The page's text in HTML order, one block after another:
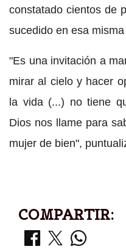
constatado cientos de
sucedido en esa
"Es una invitación a
mirar al cielo y hacer
la vida (...) no tiene
Dios nos llame para
mujer de bien",
COMPARTIR: